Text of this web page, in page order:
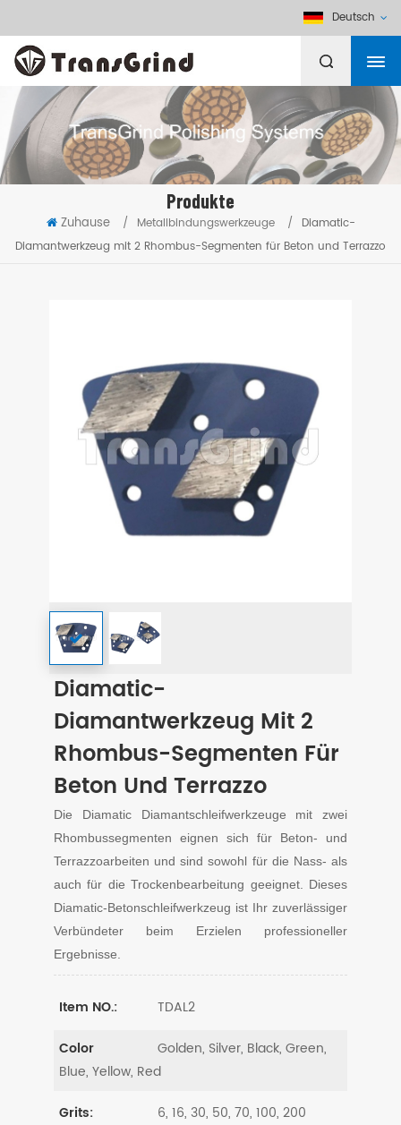
Deutsch
Produkte
Zuhause / Metallbindungswerkzeuge /
Diamatic-
Diamantwerkzeug mit 2 Rhombus-Segmenten für Beton und Terrazzo
Diamatic-
Diamantwerkzeug Mit 2
Rhombus-Segmenten Für
Beton Und Terrazzo
Die Diamatic Diamantschleifwerkzeuge mit zwei
Rhombussegmenten eignen sich für Beton- und
Terrazzoarbeiten und sind sowohl für die Nass- als
auch für die Trockenbearbeitung geeignet. Dieses
Diamatic-Betonschleifwerkzeug ist Ihr zuverlässiger
Verbündeter beim Erzielen professioneller
Ergebnisse.
Item NO.: TDAL2
Color
Golden, Silver, Black, Green,
Blue, Yellow, Red
Grits: 6, 16, 30, 50, 70, 100, 200